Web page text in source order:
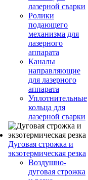
лазерной сварки
Ролики
подающего
механизма для
лазерного
аппарата
Каналы
направляющие
для лазерного
аппарата
Уплотнительные
кольца для
лазерной сварки
Дуговая строжка и
экзотермическая резка
Воздушно-
дуговая строжка